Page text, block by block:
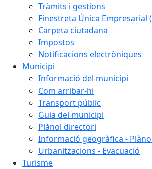
Tràmits i gestions
Finestreta Única Empresarial
Carpeta ciutadana
Impostos
Notificacions electròniques
Municipi
Informació del municipi
Com arribar-hi
Transport públic
Guia del municipi
Plànol directori
Informació geogràfica -
Urbanitzacions - Evacuació
Turisme